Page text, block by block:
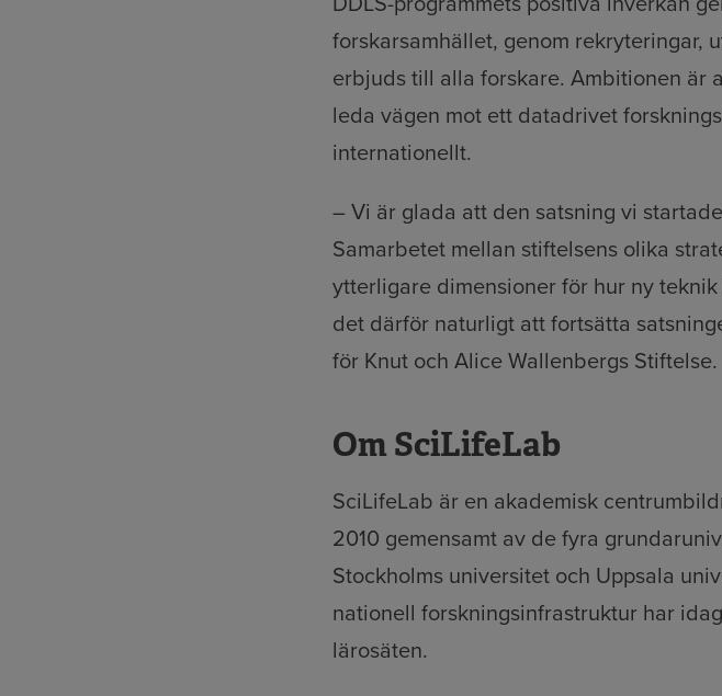
forskarsamhället, genom rekryteringar,
erbjuds till alla forskare. Ambitionen är
leda vägen mot ett datadrivet
internationellt.
– Vi är glada att den satsning vi
Samarbetet mellan stiftelsens olika
ytterligare dimensioner för hur ny
det därför naturligt att fortsätta
för Knut och Alice Wallenbergs Stiftelse.
Om SciLifeLab
SciLifeLab är en akademisk
2010 gemensamt av de fyra
Stockholms universitet och Uppsala
nationell forskningsinfrastruktur har
lärosäten.